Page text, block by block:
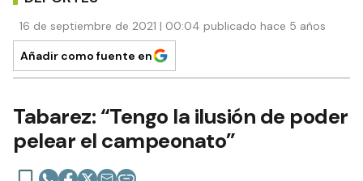
16 de septiembre de 2021 | 00:04 publicado hace 5 años
Añadir como fuente en
Tabarez: “Tengo la ilusión de poder
pelear el campeonato”